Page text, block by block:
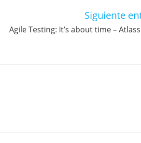
Siguiente
Agile Testing: It’s about time –